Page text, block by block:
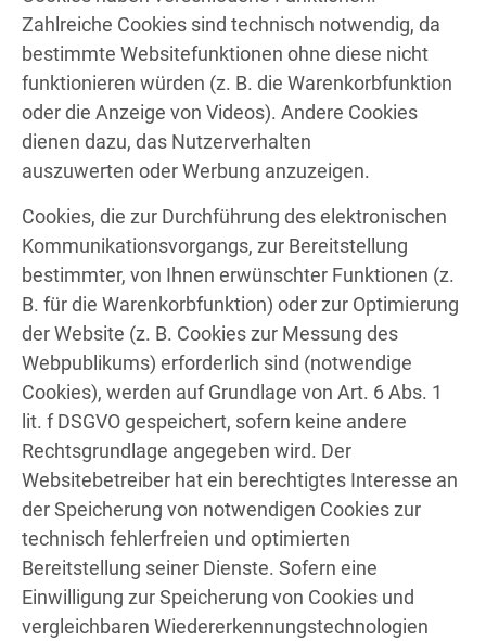
Zahlreiche Cookies sind technisch notwendig, da
bestimmte Websitefunktionen ohne diese nicht
funktionieren würden (z. B. die Warenkorbfunktion
oder die Anzeige von Videos). Andere Cookies
dienen dazu, das Nutzerverhalten
auszuwerten oder Werbung anzuzeigen.
Cookies, die zur Durchführung des elektronischen
Kommunikationsvorgangs, zur Bereitstellung
bestimmter, von Ihnen erwünschter Funktionen (z.
B. für die Warenkorbfunktion) oder zur Optimierung
der Website (z. B. Cookies zur Messung des
Webpublikums) erforderlich sind (notwendige
Cookies), werden auf Grundlage von Art. 6 Abs. 1
lit. f DSGVO gespeichert, sofern keine andere
Rechtsgrundlage angegeben wird. Der
Websitebetreiber hat ein berechtigtes Interesse an
der Speicherung von notwendigen Cookies zur
technisch fehlerfreien und optimierten
Bereitstellung seiner Dienste. Sofern eine
Einwilligung zur Speicherung von Cookies und
vergleichbaren Wiedererkennungstechnologien